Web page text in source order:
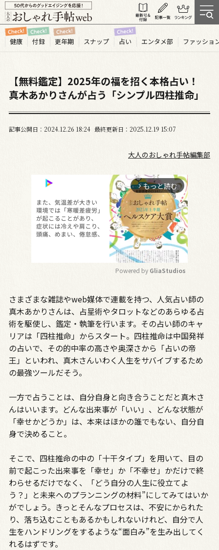
健康 付録 更年期 スナップ 占い エンタメ部 ファッショ
【無料鑑定】2025年の福を招く本格占い！
真木あかりさんが占う「シンプル四柱推命」
記事公開日 2024.12 26 18:24 最終更新日 2025.12.19 15:07
大人のおしゃれ手帖編集部
arrow_forward_ios もっと読む
t
Powered by GliaStudios
さまざまな雑誌やweb媒体で連載を持つ、人気占い師の
真木あかりさんは、占星術やタロットなどのあらゆる占
術を駆使し、鑑定・執筆を行います。その占い師のキャ
リアは「四柱推命」からスタート。四柱推命は中国発祥
の占いで、その的中率の高さや奥深さから「占いの帝
王」といわれ、真木さんいわく人生をサバイブするため
の最強ツールだそう。
一方で占うことは、自分自身と向き合うことだと真木さ
んはいいます。どんな出来事が「いい」、どんな状態が
「幸せかどうか」は、本来はほかの誰でもない、自分自
身で決めること。
そこで、四柱推命の中の「十干タイプ」を用いて、目の
前で起こった出来事を「幸せ」か「不幸せ」かだけで終
わらせるだけでなく、「どう自分の人生に役立てよ
う？」と未来へのプランニングの材料”にしてみてはいか
がでしょう。きっとそんなプロセスは、不安にかられた
り、落ち込むこともあるかもしれないけれど、自分で人
生をハンドリングをするような“面白み”を生み出してく
れるはずです。